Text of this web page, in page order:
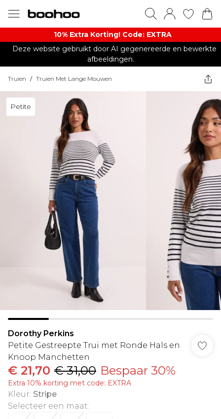
10% Extra Korting! Code: EXTRA​
Deze website gebruikt door AI gegenereerde en bewerkte
afbeeldingen.
Truien / Truien Met Lange Mouwen
Petite
Dorothy Perkins
Petite Gestreepte Trui met Ronde Hals en
Knoop Manchetten
€ 21,70 € 31,00 Bespaar 30%
Extra 10% korting met code: EXTRA
Kleur: Stripe
Selecteer een maat: